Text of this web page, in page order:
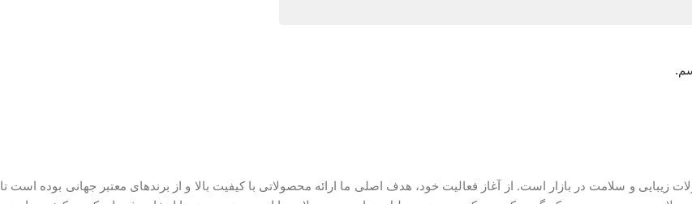
زیبایی و سلامت در بازار است. از آغاز فعالیت خود، هدف اصلی ما ارائه محصولاتی با کیفیت بالا و از برندهای معتبر جهانی بوده است تا